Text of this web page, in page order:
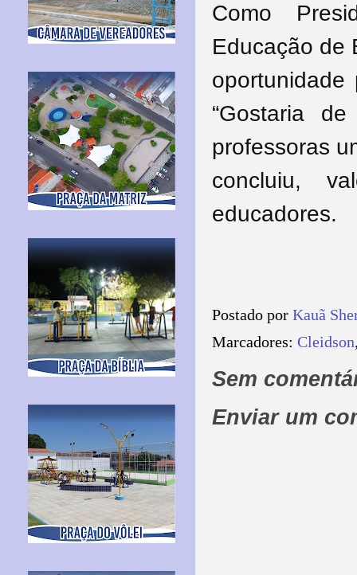
Como
Educação de
oportunidade
“Gostaria
professoras
concluiu,
educadores.
Postado por Kauã
Marcadores: Cleidson
Sem
Enviar um